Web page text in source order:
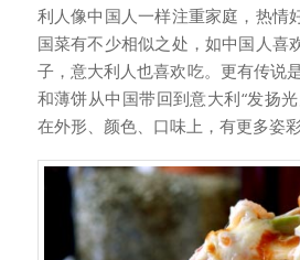
利人像中国人一样注重家庭，热情
国菜有不少相似之处，如中国人喜
子，意大利人也喜欢吃。更有传说
和薄饼从中国带回到意大利“发扬
在外形、颜色、口味上，有更多姿彩